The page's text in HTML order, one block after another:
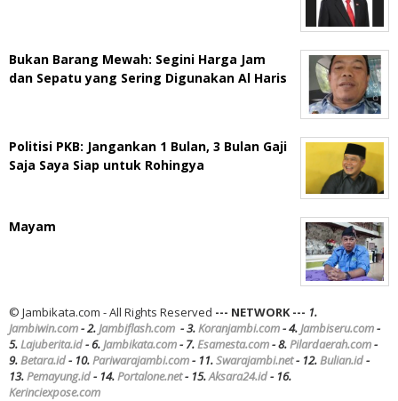
Bukan Barang Mewah: Segini Harga Jam
dan Sepatu yang Sering Digunakan Al Haris
Politisi PKB: Jangankan 1 Bulan, 3 Bulan Gaji
Saja Saya Siap untuk Rohingya
Mayam
© Jambikata.com - All Rights Reserved --- NETWORK --- 1.
Jambiwin.com- 2.Jambiflash.com - 3.Koranjambi.com- 4.Jambiseru.com-
5.Lajuberita.id- 6.Jambikata.com- 7.Esamesta.com- 8.Pilardaerah.com-
9.Betara.id- 10.Pariwarajambi.com- 11.Swarajambi.net- 12.Bulian.id-
13.Pemayung.id- 14.Portalone.net- 15.Aksara24.id- 16.
Kerinciexpose.com